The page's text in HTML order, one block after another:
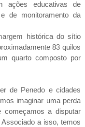
ações educativas de
de monitoramento da
histórica do sítio
83 quilos
quarto composto por
de Penedo e cidades
imaginar uma perda
começamos a disputar
a isso, temos